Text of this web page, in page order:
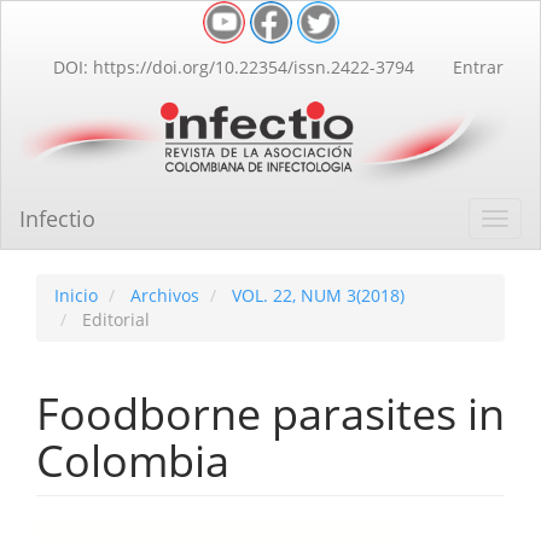
Contenido
principal
lateral
DOI: https://doi.org/10.22354/issn.2422-3794 Entrar
Infectio
Inicio Archivos
VOL. 22, NUM 3(2018)
Editorial
Foodborne parasites in
Colombia